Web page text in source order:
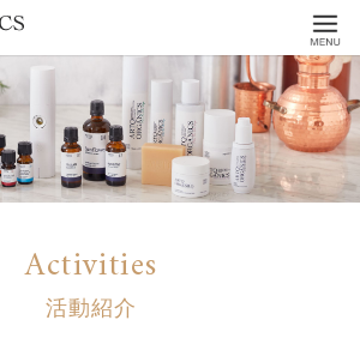
Menu
Activities
活動紹介